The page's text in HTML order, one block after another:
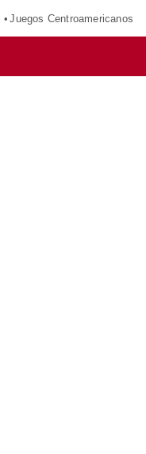
Juegos Centroamericanos